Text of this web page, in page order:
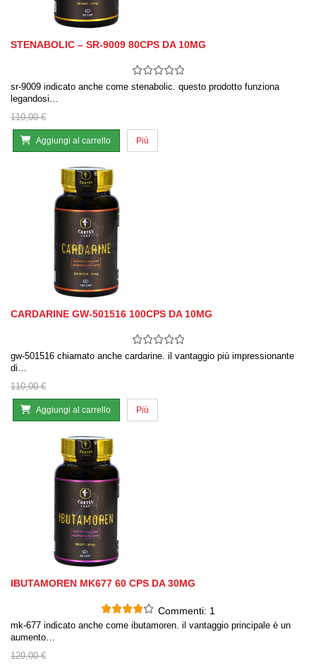
STENABOLIC – SR-9009 80CPS DA 10MG
sr-9009 indicato anche come stenabolic. questo prodotto funziona
legandosi…
110,00 €
Aggiungi al carrello Più
CARDARINE GW-501516 100CPS DA 10MG
gw-501516 chiamato anche cardarine. il vantaggio più impressionante
di…
110,00 €
Aggiungi al carrello Più
IBUTAMOREN MK677 60 CPS DA 30MG
Commenti: 1
mk-677 indicato anche come ibutamoren. il vantaggio principale è un
aumento…
120,00 €